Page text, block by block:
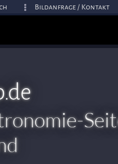
Bildanfrage / Kontakt